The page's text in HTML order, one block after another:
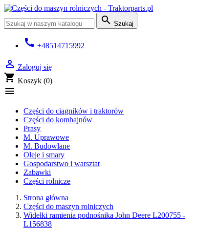
 Szukaj
call +48514715992
 Zaloguj się
shopping_cart Koszyk (0)

Części do ciągników i traktorów
Części do kombajnów
Prasy
M. Uprawowe
M. Budowlane
Oleje i smary
Gospodarstwo i warsztat
Zabawki
Części rolnicze
Strona główna
Części do maszyn rolniczych
Widełki ramienia podnośnika John Deere L200755 -
L156838